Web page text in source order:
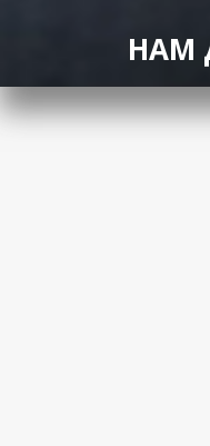
НАМ